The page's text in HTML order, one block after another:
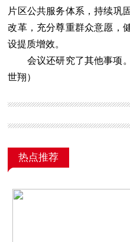
片区公共服务体系，持续巩
改革，充分尊重群众意愿，
设提质增效。
会议还研究了其他事项。
世翔）
热点推荐